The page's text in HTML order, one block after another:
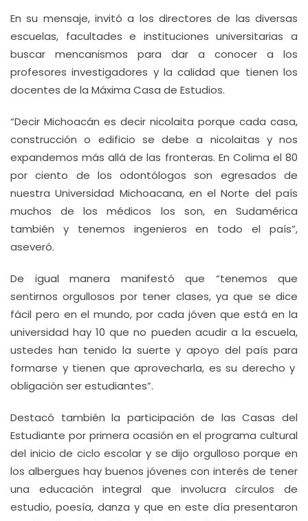
En su mensaje, invitó a los directores de las diversas
escuelas, facultades e instituciones universitarias a
buscar mencanismos para dar a conocer a los
profesores investigadores y la calidad que tienen los
docentes de la Máxima Casa de Estudios.
“Decir Michoacán es decir nicolaita porque cada casa,
construcción o edificio se debe a nicolaitas y nos
expandemos más allá de las fronteras. En Colima el 80
por ciento de los odontólogos son egresados de
nuestra Universidad Michoacana, en el Norte del país
muchos de los médicos los son, en Sudamérica
también y tenemos ingenieros en todo el país”,
aseveró.
De igual manera manifestó que “tenemos que
sentirnos orgullosos por tener clases, ya que se dice
fácil pero en el mundo, por cada jóven que está en la
universidad hay 10 que no pueden acudir a la escuela,
ustedes han tenido la suerte y apoyo del país para
formarse y tienen que aprovecharla, es su derecho y
obligación ser estudiantes”.
Destacó también la participación de las Casas del
Estudiante por primera ocasión en el programa cultural
del inicio de ciclo escolar y se dijo orgulloso porque en
los albergues hay buenos jóvenes con interés de tener
una educación integral que involucra círculos de
estudio, poesía, danza y que en este día presentaron